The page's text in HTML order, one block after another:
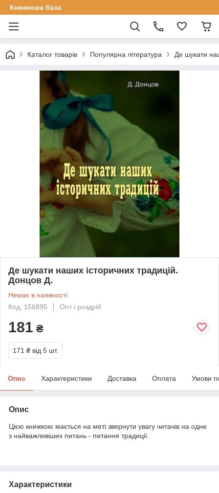
Книжкова база
Каталог товарів Популярна література Де шукати
Де шукати наших історичних традицій.
Донцов Д.
Немає в наявності
Код: 156895
Опт і роздріб
181 ₴
171 ₴ від 5 шт.
Опис Характеристики Доставка Оплата Умови
Опис
Цією книжкою мається на меті звернути увагу читачів на одне
з найважливіших питань - питання традиції.
Характеристики